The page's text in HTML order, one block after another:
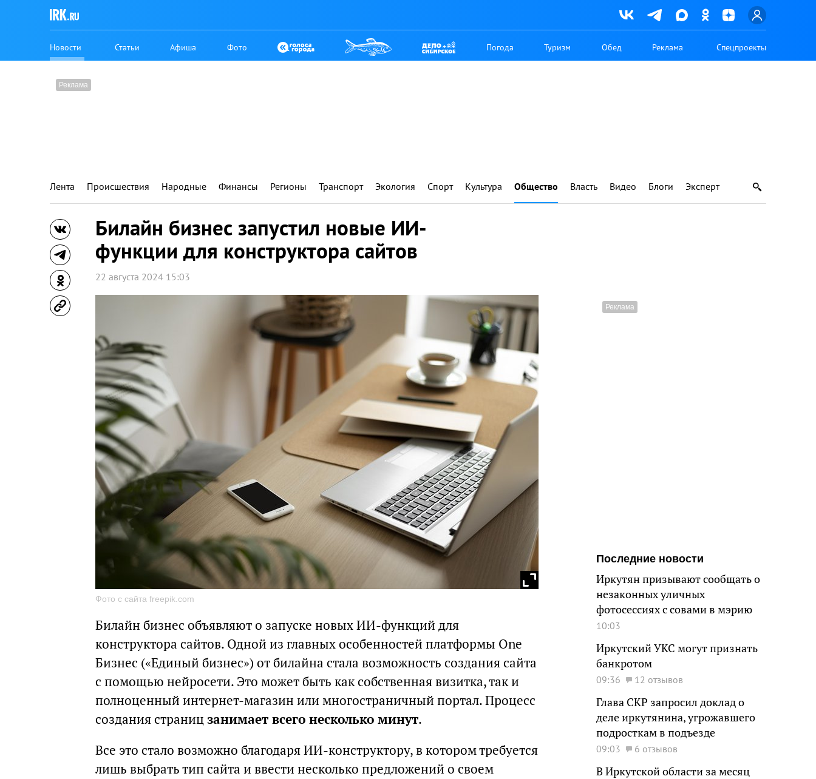
Новости Статьи Афиша Фото Погода Туризм Обед Реклама Спецпроекты
Лента Происшествия Народные Финансы Регионы Транспорт Экология Спорт Культура Общество Власть Видео Блоги Эксперт
Билайн бизнес запустил новые ИИ-
функции для конструктора сайтов
22 августа 2024 15:03
Фото с сайта freepik.com
Билайн бизнес объявляют о запуске новых ИИ-функций для
конструктора сайтов. Одной из главных особенностей платформы One
Бизнес («Единый бизнес») от билайна стала возможность создания сайта
с помощью нейросети. Это может быть как собственная визитка, так и
полноценный интернет-магазин или многостраничный портал. Процесс
создания страницзанимает всего несколько минут.
Все это стало возможно благодаря ИИ-конструктору, в котором требуется
лишь выбрать тип сайта и ввести несколько предложений о своем
Последние новости
Иркутян призывают сообщать о
незаконных уличных
фотосессиях с совами в мэрию
10:03
Иркутский УКС могут признать
банкротом
09:36 12 отзывов
Глава СКР запросил доклад о
деле иркутянина, угрожавшего
подросткам в подъезде
09:03 6 отзывов
В Иркутской области за месяц